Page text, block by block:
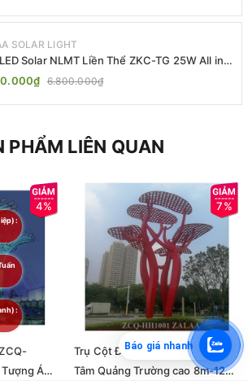
SOLAR LIGHT
Solar NLMT Liền Thể ZKC-TG 25W All in
ZALAA Street Light
6.800.000₫
PHẨM LIÊN QUAN
4%
Ánh
7%
Trụ Cột Đèn Cảnh Quan Trung
Tâm Quảng Trường cao 8m-12m
Báo giá nhanh